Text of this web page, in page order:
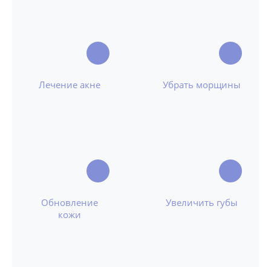
Лечение акне Убрать морщины
Обновление
кожи
Увеличить губы